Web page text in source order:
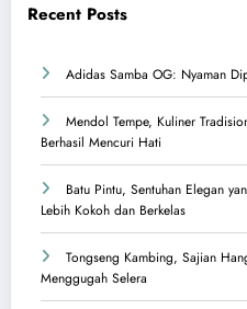
Recent Posts
Adidas Samba OG: Nyaman
Mendol Tempe, Kuliner
Berhasil Mencuri Hati
Batu Pintu, Sentuhan Elegan
Lebih Kokoh dan Berkelas
Tongseng Kambing, Sajian
Menggugah Selera